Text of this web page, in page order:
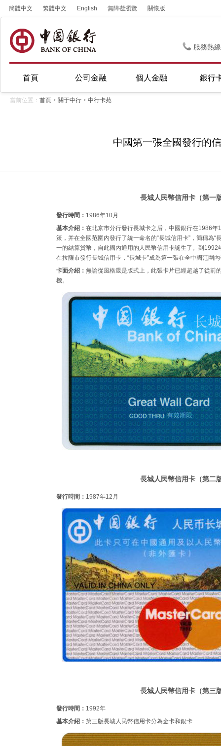
簡體中文 繁體中文 English 無障礙瀏覽 關懷版
服務熱
首頁 公司金融 個人金融 銀行
當前位置： 首頁 > 關于中行 > 中行卡苑
中國第一張全國發行的
長城人民幣信用卡（第一
發行時間： 1986年10月
基本介紹：在北京市分行發行長城卡之后，中國銀行在1986年
策，并在全國范圍內發行了統一命名的“長城信用卡”，簡稱為“
一的結算貨幣，自此國內通用的人民幣信用卡誕生了。到1992
在拉薩市發行長城信用卡，“長城卡”成為第一張在全中國范圍
卡面介紹：無論從風格還是版式上，此張卡片已經超越了從前
機。
長城人民幣信用卡（第二
發行時間： 1987年12月
長城人民幣信用卡（第三
發行時間： 1992年
基本介紹：第三版長城人民幣信用卡分為金卡和銀卡